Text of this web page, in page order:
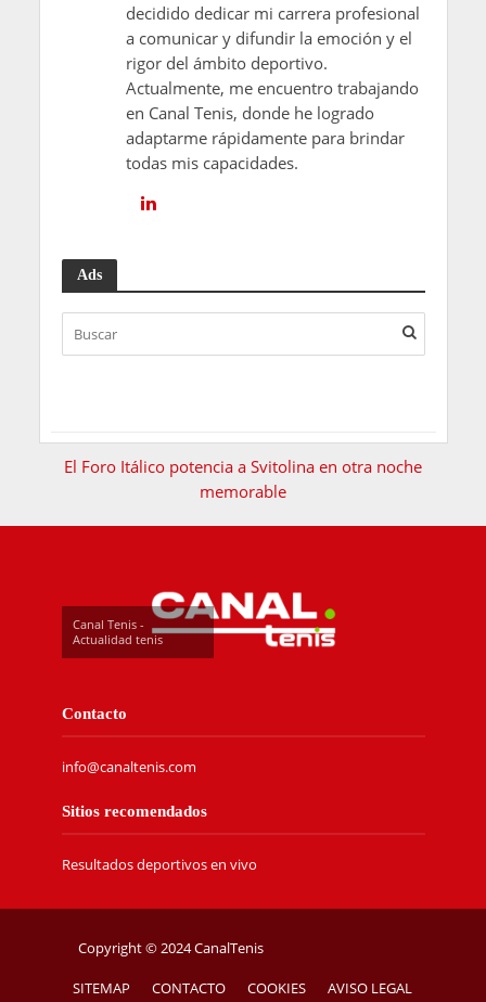
decidido dedicar mi carrera profesional
a comunicar y difundir la emoción y el
rigor del ámbito deportivo.
Actualmente, me encuentro trabajando
en Canal Tenis, donde he logrado
adaptarme rápidamente para brindar
todas mis capacidades.
Ads
El Foro Itálico potencia a Svitolina en otra noche
memorable
Canal Tenis -
Actualidad tenis
Contacto
info@canaltenis.com
Sitios recomendados
Resultados deportivos en vivo
Copyright © 2024 CanalTenis
SITEMAP CONTACTO COOKIES AVISO LEGAL